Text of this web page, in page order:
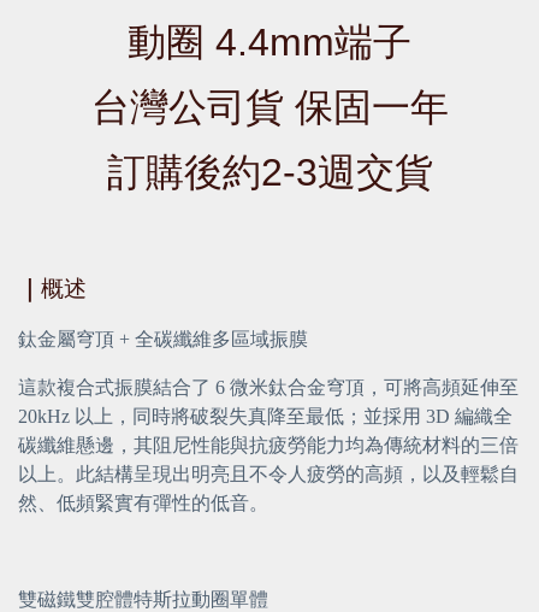
動圈 4.4mm端子
台灣公司貨 保固一年
訂購後約2-3週交貨
概述
鈦金屬穹頂 + 全碳纖維多區域振膜
這款複合式振膜結合了 6 微米鈦合金穹頂，可將高頻延伸至
20kHz 以上，同時將破裂失真降至最低；並採用 3D 編織全
碳纖維懸邊，其阻尼性能與抗疲勞能力均為傳統材料的三倍
以上。此結構呈現出明亮且不令人疲勞的高頻，以及輕鬆自
然、低頻緊實有彈性的低音。
雙磁鐵雙腔體特斯拉動圈單體